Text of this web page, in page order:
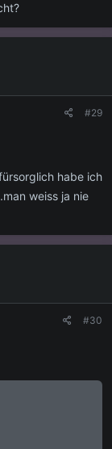
#29
habe ich
weiss ja nie
#30